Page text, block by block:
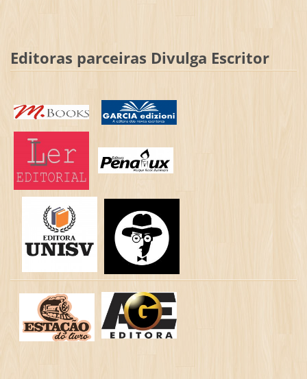
Editoras parceiras Divulga Escritor